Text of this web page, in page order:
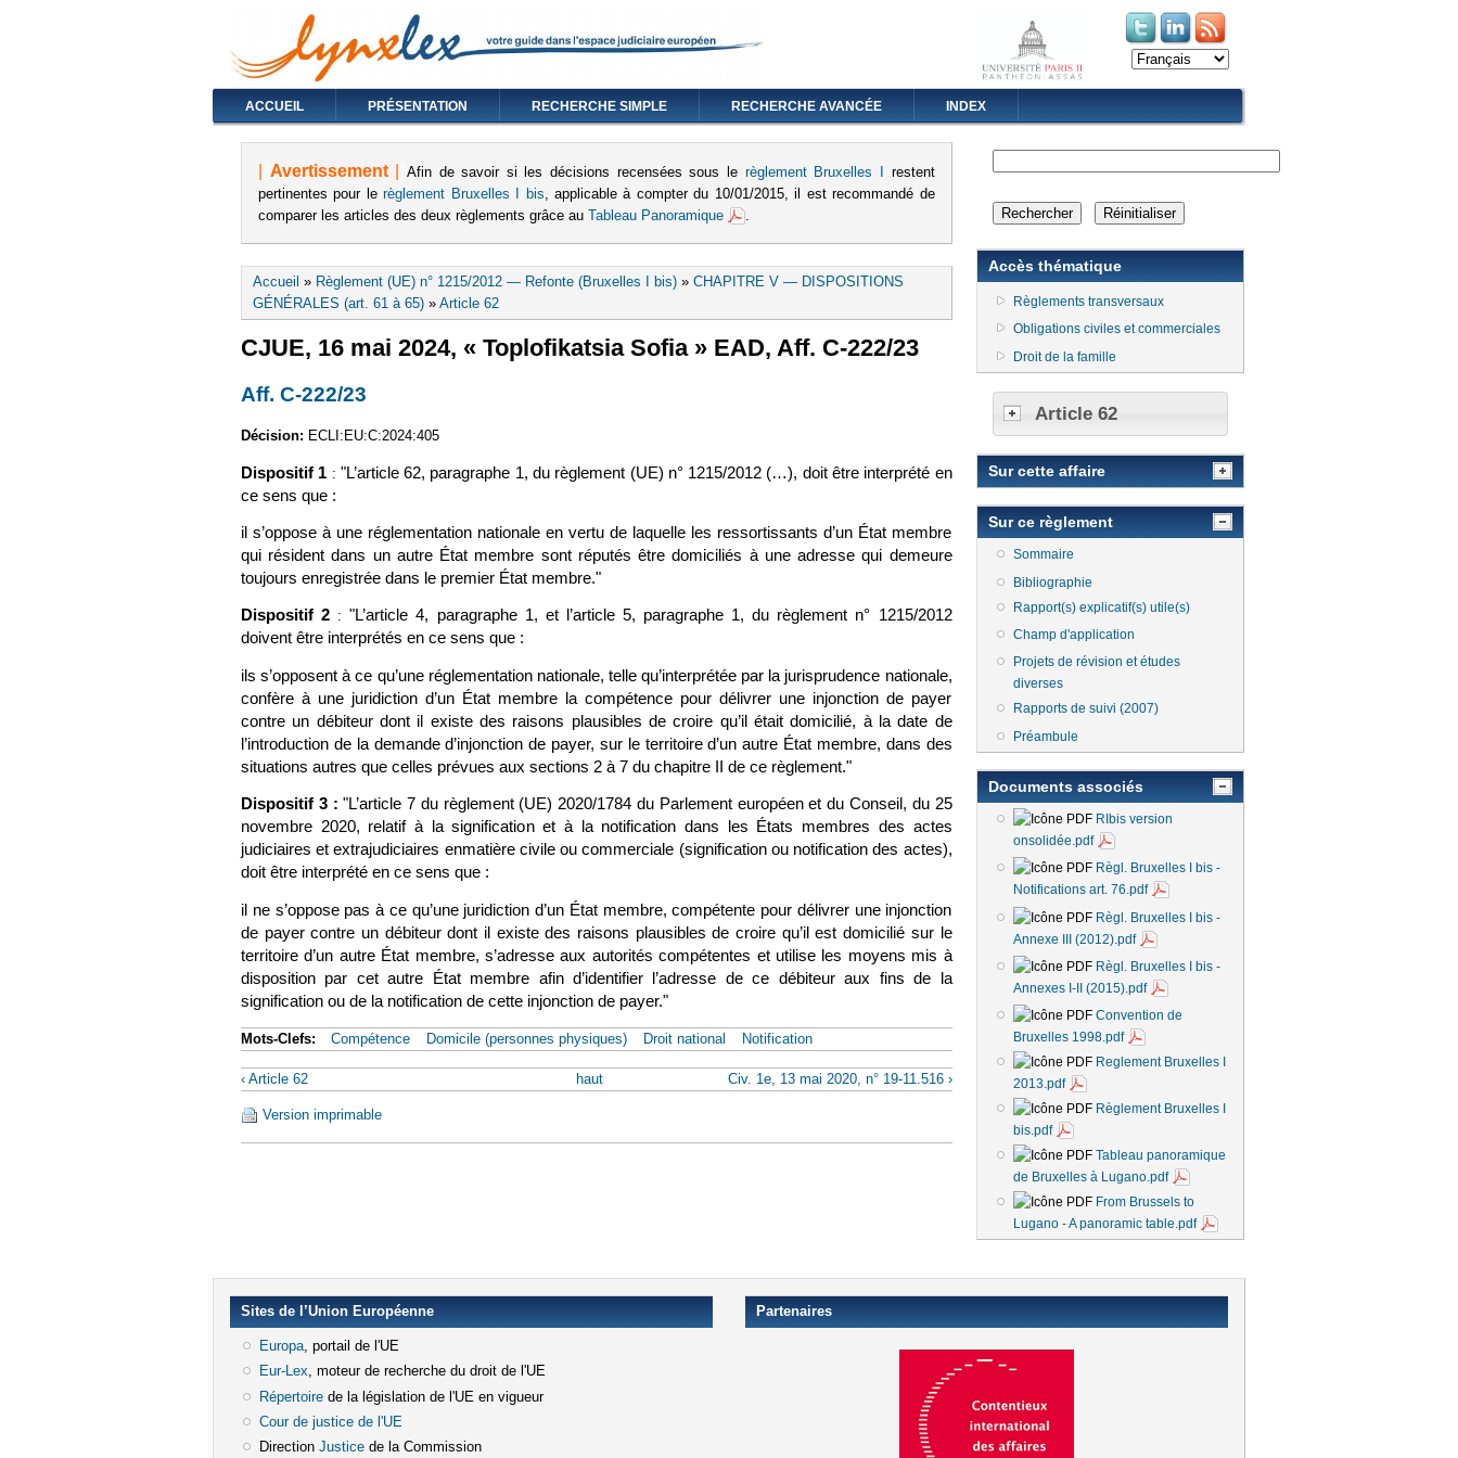
(le lien est externe)
(le lien est externe)
ACCUEIL PRÉSENTATION RECHERCHE SIMPLE RECHERCHE AVANCÉE INDEX
Avertissement Afin de savoir si les décisions recensées sous le règlement Bruxelles I
restent
pertinentes pour lerèglement Bruxelles I bis, applicable à compter du 10/01/2015, il est recommandé de
comparer les articles des deux règlements grâce au Tableau Panoramique .
Vous êtes ici
Accueil » Règlement (UE) n° 1215/2012 — Refonte (Bruxelles I bis) » CHAPITRE V — DISPOSITIONS
GÉNÉRALES (art. 61 à 65) » Article 62
CJUE, 16 mai 2024, « Toplofikatsia Sofia » EAD, Aff. C-222/23
Aff. C-222/23
Décision: ECLI:EU:C:2024:405
Dispositif 1 : "L’article 62, paragraphe 1, du règlement (UE) n° 1215/2012 (…), doit être interprété en
ce sens que :
il s’oppose à une réglementation nationale en vertu de laquelle les ressortissants d’un État membre
qui résident dans un autre État membre sont réputés être domiciliés à une adresse qui demeure
toujours enregistrée dans le premier État membre."
Dispositif 2 :"L’article 4, paragraphe 1, et l’article 5, paragraphe 1, du règlement n° 1215/2012
doivent être interprétés en ce sens que :
ils s’opposent à ce qu’une réglementation nationale, telle qu’interprétée par la jurisprudence nationale,
confère à une juridiction d’un État membre la compétence pour délivrer une injonction de payer
contre un débiteur dont il existe des raisons plausibles de croire qu’il était domicilié, à la date de
l’introduction de la demande d’injonction de payer, sur le territoire d’un autre État membre, dans des
situations autres que celles prévues aux sections 2 à 7 du chapitre II de ce règlement."
Dispositif 3 : "L’article 7 du règlement (UE) 2020/1784 du Parlement européen et du Conseil, du 25
novembre 2020, relatif à la signification et à la notification dans les États membres des actes
judiciaires et extrajudiciaires enmatière civile ou commerciale (signification ou notification des actes),
doit être interprété en ce sens que :
il ne s’oppose pas à ce qu’une juridiction d’un État membre, compétente pour délivrer une injonction
de payer contre un débiteur dont il existe des raisons plausibles de croire qu’il est domicilié sur le
territoire d’un autre État membre, s’adresse aux autorités compétentes et utilise les moyens mis à
disposition par cet autre État membre afin d’identifier l’adresse de ce débiteur aux fins de la
signification ou de la notification de cette injonction de payer."
Mots-Clefs: Compétence Domicile (personnes physiques) Droit national Notification
‹ Article 62 haut Civ. 1e, 13 mai 2020, n° 19-11.516 ›
Version imprimable
Accès thématique
Règlements transversaux
Obligations civiles et commerciales
Droit de la famille
Article 62
Sur cette affaire
Sur ce règlement
Sommaire
Bibliographie
Rapport(s) explicatif(s) utile(s)
Champ d'application
Projets de révision et études
diverses
Rapports de suivi (2007)
Préambule
Documents associés
RIbis version
onsolidée.pdf
Règl. Bruxelles I bis -
Notifications art. 76.pdf
Règl. Bruxelles I bis -
Annexe III (2012).pdf
Règl. Bruxelles I bis -
Annexes I-II (2015).pdf
Convention de
Bruxelles 1998.pdf
Reglement Bruxelles I
2013.pdf
Règlement Bruxelles I
bis.pdf
Tableau panoramique
de Bruxelles à Lugano.pdf
From Brussels to
Lugano - A panoramic table.pdf
Sites de l’Union Européenne
Europa(le lien est externe)
, portail de l'UE
Eur-Lex(le lien est externe)
, moteur de recherche du droit de l'UE
Répertoire(le lien est externe)
de la législation de l'UE en vigueur
Cour de justice de l'UE(le lien est externe)
Direction Justice(le lien est externe)
de la Commission
Partenaires